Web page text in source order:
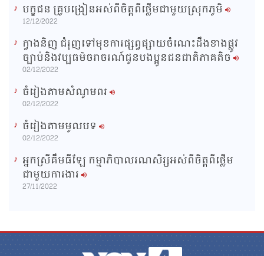
បក្ខជន គ្រូបង្រៀនអស់ពីចិត្តពីថ្លើមជាមួយស្រុកភូមិ
12/12/2022
ក្វាងនិញ ជំរុញទៅមុខការផ្សព្វផ្សាយចំណេះដឹងខាងផ្លូវ
ច្បាប់និងវប្បធម៌ចរាចរណ៍ជូនបងប្អូនជនជាតិភាគតិច
02/12/2022
ចំរៀងតាមសំណូមពរ
02/12/2022
ចំរៀងតាមមូលបទ
02/12/2022
អ្នកស្រីគឹមធីឡែ កម្មាភិបាលរណសិរ្សអស់ពីចិត្តពីថ្លើម
ជាមួយការងារ
27/11/2022